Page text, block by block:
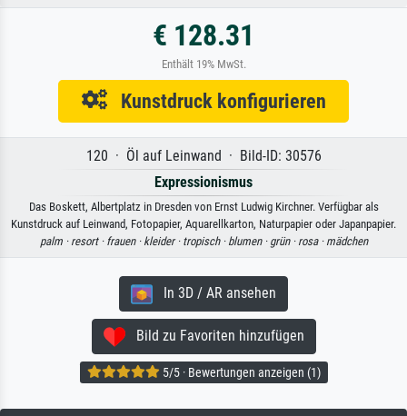
€ 128.31
Enthält 19% MwSt.
Kunstdruck konfigurieren
120 · Öl auf Leinwand · Bild-ID: 30576
Expressionismus
Das Boskett, Albertplatz in Dresden von Ernst Ludwig Kirchner. Verfügbar als
Kunstdruck auf Leinwand, Fotopapier, Aquarellkarton, Naturpapier oder Japanpapier.
palm · resort · frauen · kleider · tropisch · blumen · grün · rosa · mädchen
In 3D / AR ansehen
Bild zu Favoriten hinzufügen
5/5 · Bewertungen anzeigen (1)